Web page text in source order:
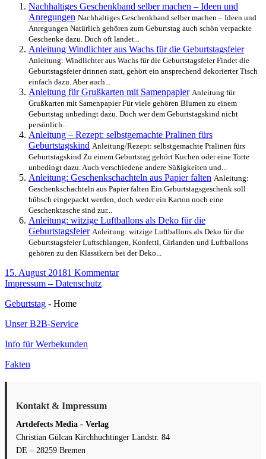
Nachhaltiges Geschenkband selber machen – Ideen und
Anregungen Nachhaltiges Geschenkband selber machen – Ideen und
Anregungen Natürlich gehören zum Geburtstag auch schön verpackte
Geschenke dazu. Doch oft landet...
Anleitung Windlichter aus Wachs für die Geburtstagsfeier
Anleitung: Windlichter aus Wachs für die Geburtstagsfeier Findet die
Geburtstagsfeier drinnen statt, gehört ein ansprechend dekorierter Tisch
einfach dazu. Aber auch...
Anleitung für Grußkarten mit Samenpapier Anleitung für
Grußkarten mit Samenpapier Für viele gehören Blumen zu einem
Geburtstag unbedingt dazu. Doch wer dem Geburtstagskind nicht
persönlich...
Anleitung – Rezept: selbstgemachte Pralinen fürs
Geburtstagskind Anleitung/Rezept: selbstgemachte Pralinen fürs
Geburtstagskind Zu einem Geburtstag gehört Kuchen oder eine Torte
unbedingt dazu. Auch verschiedene andere Süßigkeiten und...
Anleitung: Geschenkschachteln aus Papier falten Anleitung:
Geschenkschachteln aus Papier falten Ein Geburtstagsgeschenk soll
hübsch eingepackt werden, doch weder ein Karton noch eine
Geschenktasche sind zur...
Anleitung: witzige Luftballons als Deko für die
Geburtstagsfeier Anleitung: witzige Luftballons als Deko für die
Geburtstagsfeier Luftschlangen, Konfetti, Girlanden und Luftballons
gehören zu den Klassikern bei der Deko...
Veröffentlicht
am
15. August 20181 Kommentarzu
Impressum – Datenschutz
Geburtstag - Home
Unser B2B-Service
Info für Werbekunden
Fakten
Kontakt & Impressum
Artdefects Media - Verlag
Christian Gülcan Kirchhuchtinger Landstr. 84
DE – 28259 Bremen